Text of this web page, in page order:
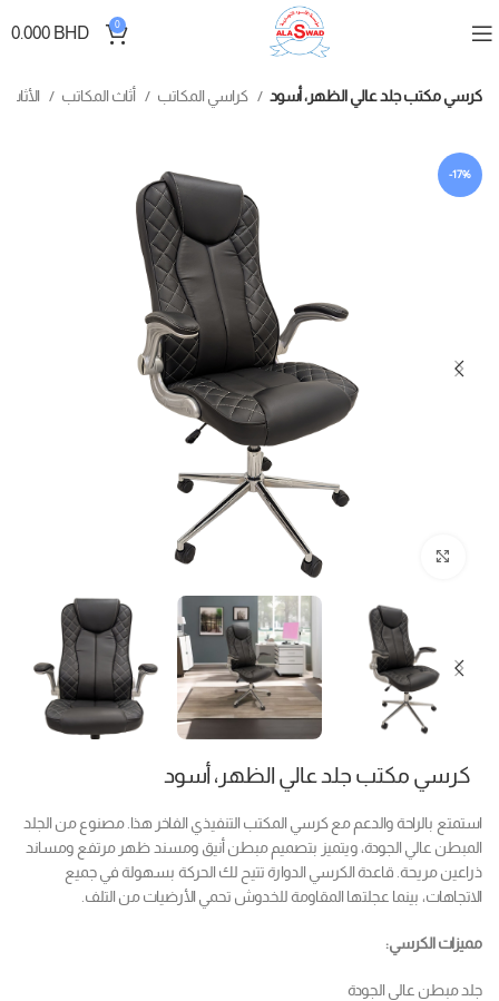
0
0.000 BHD
كرسي مكتب جلد عالي الظهر، أسود
-17%
كرسي مكتب جلد عالي الظهر، أسود
استمتع بالراحة والدعم مع كرسي المكتب التنفيذي الفاخر هذا. مصنوع من الجلد
المبطن عالي الجودة، ويتميز بتصميم مبطن أنيق ومسند ظهر مرتفع ومساند
ذراعين مريحة. قاعدة الكرسي الدوارة تتيح لك الحركة بسهولة في جميع
الاتجاهات، بينما عجلتها المقاومة للخدوش تحمي الأرضيات من التلف.
مميزات الكرسي:
جلد مبطن عالي الجودة